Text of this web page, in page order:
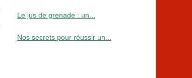
Le jus de grenade : un...
Nos secrets pour réussir un...